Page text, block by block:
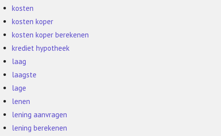
kosten
kosten koper
kosten koper berekenen
krediet hypotheek
laag
laagste
lage
lenen
lening aanvragen
lening berekenen